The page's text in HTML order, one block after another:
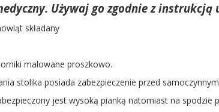
Używaj go zgodnie z
składany
malowane proszkowo.
stolika posiada zabezpieczenie przed
jest wysoką pianką natomiast na spodzie